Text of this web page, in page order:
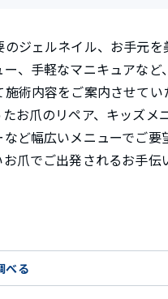
ジェルネイル、お手元を
、手軽なマニキュアなど
施術内容をご案内させてい
お爪のリペア、キッズメ
など幅広いメニューでご要
爪でご出発されるお手伝
べる